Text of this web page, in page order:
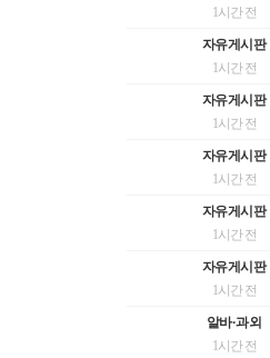
1시간 전
자유게시판
1시간 전
자유게시판
1시간 전
자유게시판
1시간 전
자유게시판
1시간 전
자유게시판
1시간 전
알바·과외
1시간 전